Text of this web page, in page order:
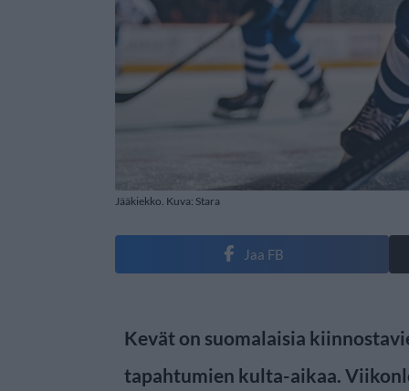
Jääkiekko. Kuva: Stara
Jaa FB
Kevät on suomalaisia
tapahtumien kulta-aikaa.